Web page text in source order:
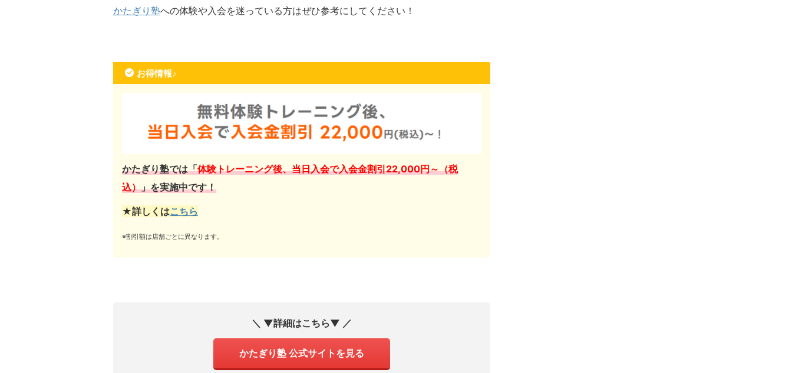
かたぎり塾への体験や入会を迷っている方はぜひ参考にしてください！
お得情報♪
かたぎり塾では「体験トレーニング後、当日入会で入会金割引22,000円～（税
込）」を実施中です！
★詳しくはこちら
※割引額は店舗ごとに異なります。
＼ ▼詳細はこちら▼ ／
かたぎり塾 公式サイトを見る